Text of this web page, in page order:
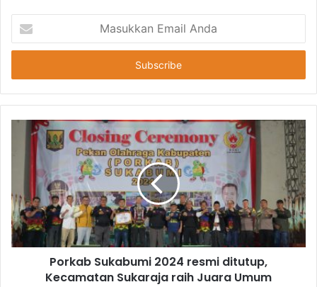
Email
Anda
Porkab Sukabumi 2024 resmi ditutup,
Kecamatan Sukaraja raih Juara Umum